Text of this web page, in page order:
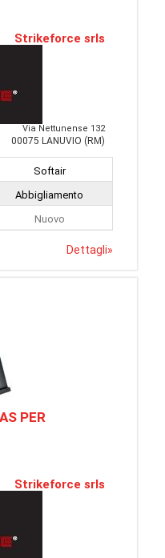
Strikeforce srls
Via Nettunense 132
00075 LANUVIO (RM)
Softair
Abbigliamento
Nuovo
Dettagli»
PER
Strikeforce srls